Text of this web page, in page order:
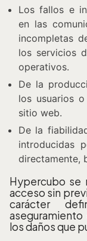
Los fallos e
en las
incompletas
los servicios
operativos.
De la
los usuarios
sitio web.
De la
introducidas
directamente,
Hypercubo se
acceso sin
carácter
los daños que